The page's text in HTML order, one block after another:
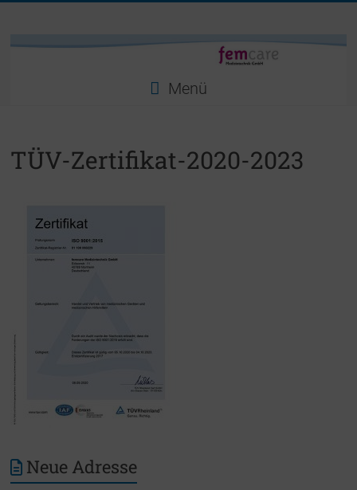
femcare
Menü
TÜV-Zertifikat-2020-2023
Neue Adresse